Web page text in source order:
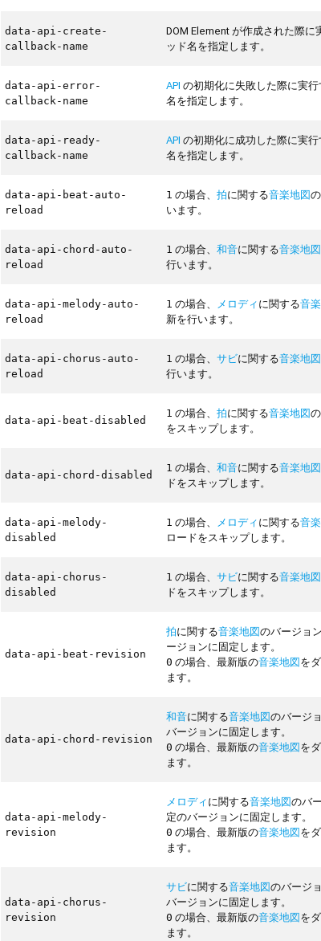
data-api-create-
callback-name
DOM Element が作成された際に
ッド名を指定します。
data-api-error-
callback-name
API の初期化に失敗した際に実
名を指定します。
data-api-ready-
callback-name
API の初期化に成功した際に実
名を指定します。
data-api-beat-auto-
reload
1 の場合、拍に関する音楽地図
います。
data-api-chord-auto-
reload
1 の場合、和音に関する音楽地図
行います。
data-api-melody-auto-
reload
1 の場合、 メロディに関する音
新を行います。
data-api-chorus-auto-
reload
1 の場合、サビに関する音楽地図
行います。
data-api-beat-disabled
1 の場合、拍に関する音楽地図
をスキップします。
data-api-chord-disabled
1 の場合、和音に関する音楽地図
ドをスキップします。
data-api-melody-
disabled
1 の場合、 メロディに関する音
ロードをスキップします。
data-api-chorus-
disabled
1 の場合、サビに関する音楽地図
ドをスキップします。
data-api-beat-revision
拍に関する音楽地図のバージョ
ージョンに固定します。
0 の場合、最新版の音楽地図を
ます。
data-api-chord-revision
和音に関する音楽地図のバージ
バージョンに固定します。
0 の場合、最新版の音楽地図を
ます。
data-api-melody-
revision
メロディに関する音楽地図のバ
定のバージョンに固定します。
0 の場合、最新版の音楽地図を
ます。
data-api-chorus-
revision
サビに関する音楽地図のバージ
バージョンに固定します。
0 の場合、最新版の音楽地図を
ます。